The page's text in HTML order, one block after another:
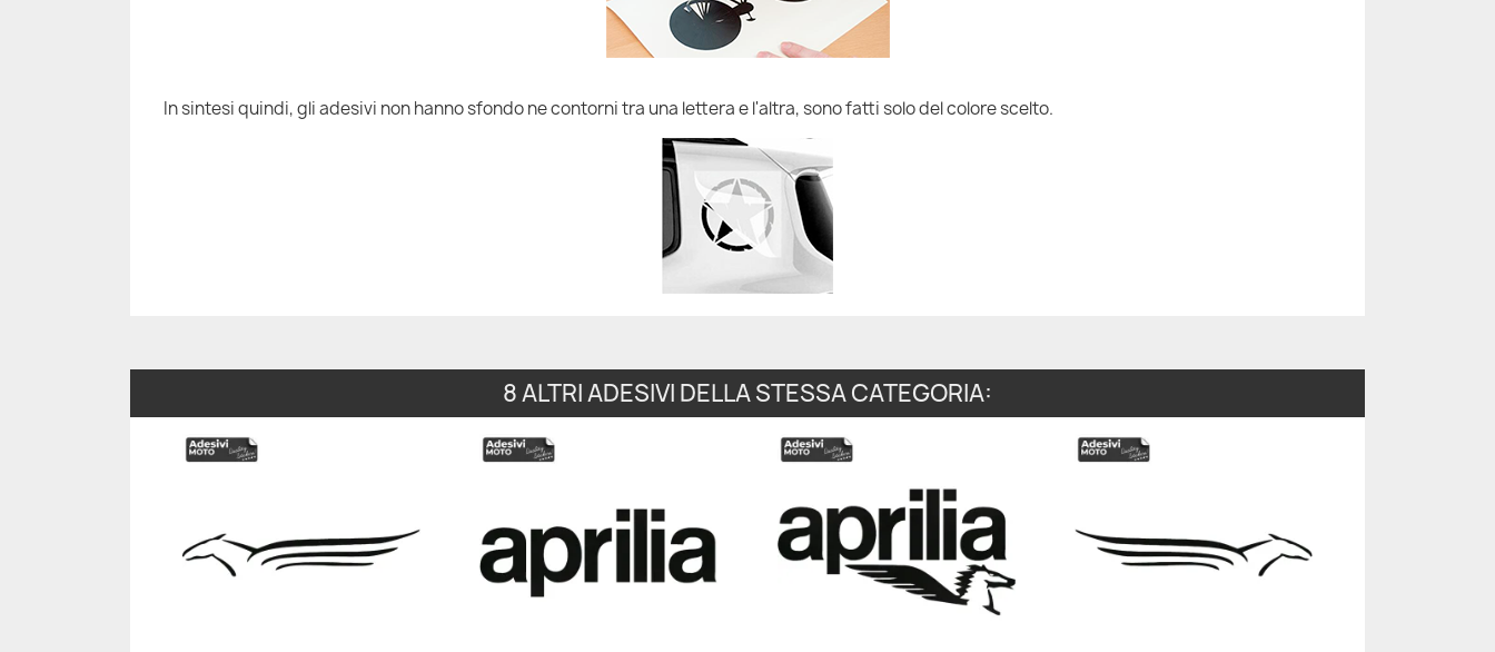
In sintesi quindi, gli adesivi non hanno sfondo ne contorni tra una lettera e l'altra, sono fatti solo del colore scelto.
8 ALTRI ADESIVI DELLA STESSA CATEGORIA: